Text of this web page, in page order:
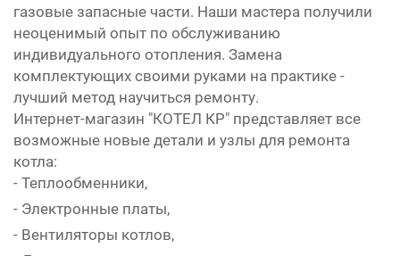
газовые запасные части. Наши мастера получили
неоценимый опыт по обслуживанию
индивидуального отопления. Замена
комплектующих своими руками на практике -
лучший метод научиться ремонту.
Интернет-магазин "КОТЕЛ КР" представляет все
возможные новые детали и узлы для ремонта
котла:
- Теплообменники,
- Электронные платы,
- Вентиляторы котлов,